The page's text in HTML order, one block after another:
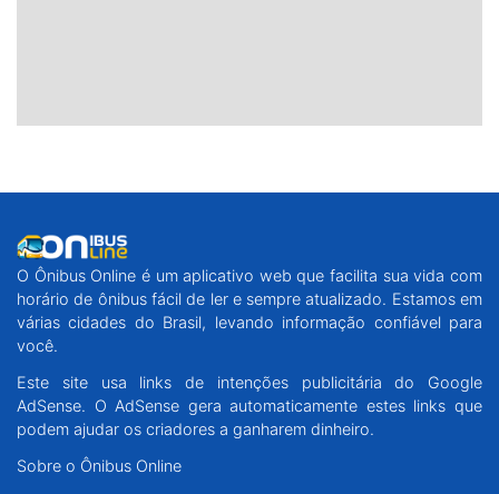
O Ônibus Online é um aplicativo web que facilita sua vida com
horário de ônibus fácil de ler e sempre atualizado. Estamos em
várias cidades do Brasil, levando informação confiável para
você.
Este site usa links de intenções publicitária do Google
AdSense. O AdSense gera automaticamente estes links que
podem ajudar os criadores a ganharem dinheiro.
Sobre o Ônibus Online